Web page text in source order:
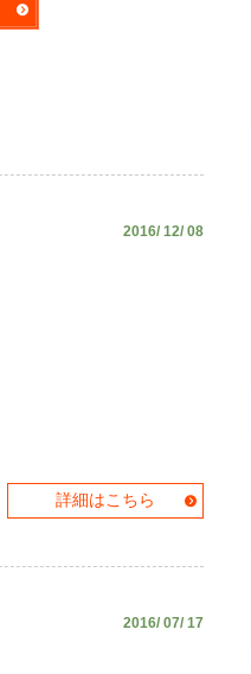
2016/ 12/ 08
詳細はこちら
2016/ 07/ 17